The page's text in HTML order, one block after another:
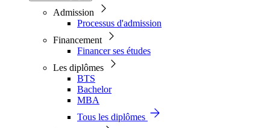
Admission
Processus d'admission
Financement
Financer ses études
Les diplômes
BTS
Bachelor
MBA
Tous les diplômes